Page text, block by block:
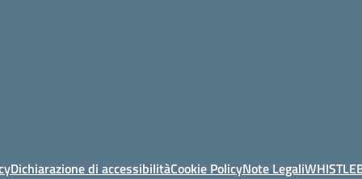
Dichiarazione di accessibilitàCookie PolicyNote Legali